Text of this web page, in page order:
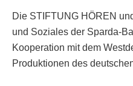
Die STIFTUNG HÖREN
und Soziales der Sparda-
Kooperation mit dem
Produktionen des